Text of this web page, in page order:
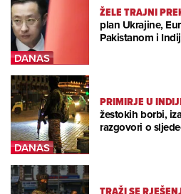
ŽELE TRAJNI
plan Ukrajine,
Pakistanom i
PRIMIRJE U
žestokih borbi,
razgovori o